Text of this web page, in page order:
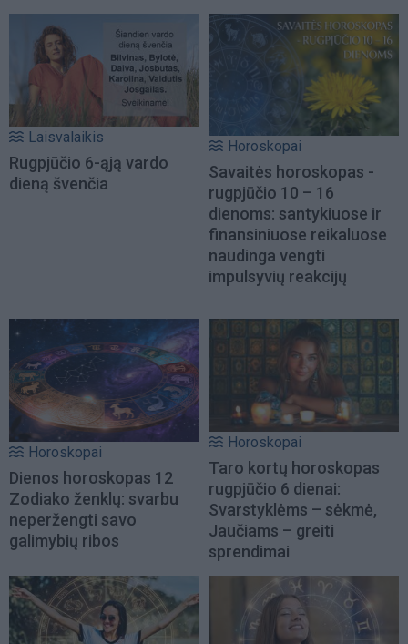
Laisvalaikis
Rugpjūčio 6-ąją vardo
dieną švenčia
Horoskopai
Savaitės horoskopas -
rugpjūčio 10 – 16
dienoms: santykiuose ir
finansiniuose reikaluose
naudinga vengti
impulsyvių reakcijų
Horoskopai
Dienos horoskopas 12
Zodiako ženklų: svarbu
neperžengti savo
galimybių ribos
Horoskopai
Taro kortų horoskopas
rugpjūčio 6 dienai:
Svarstyklėms – sėkmė,
Jaučiams – greiti
sprendimai